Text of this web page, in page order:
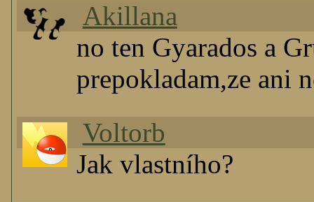
Akillana
no ten Gyarados a
prepokladam,ze ani
Voltorb
Jak vlastního?